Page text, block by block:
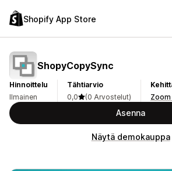
Shopify App Store
ShopyCopySync
Hinnoittelu
Ilmainen
Tähtiarvio
0,0
(0 Arvostelut)
Zoom
Asenna
Näytä demokauppa